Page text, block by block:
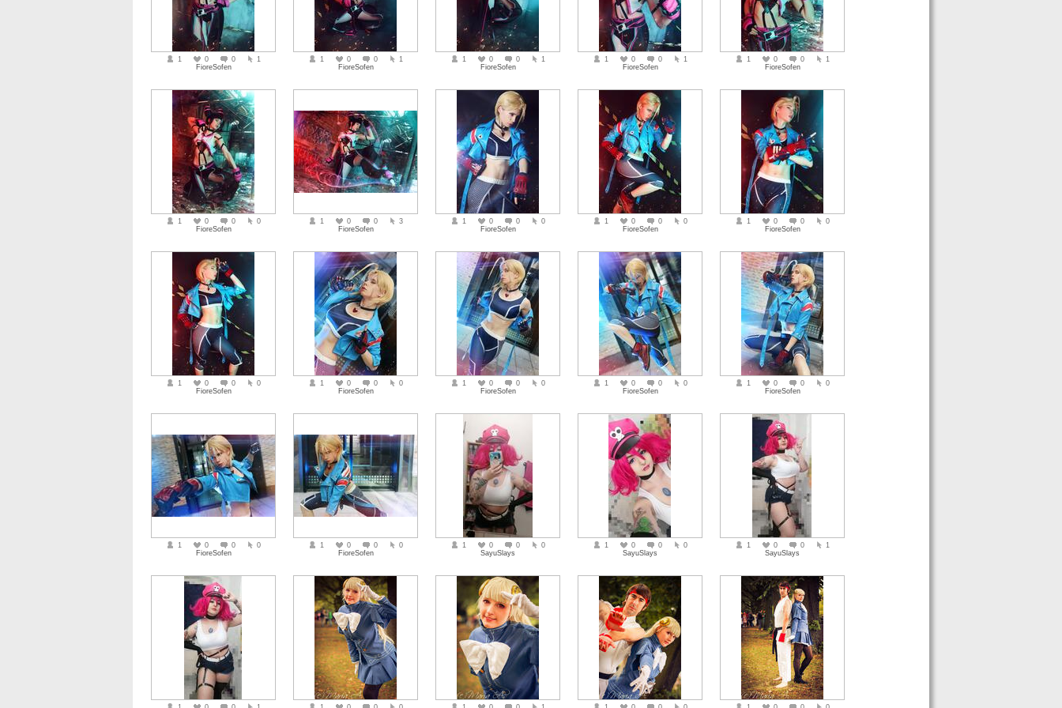
1 0 0
1
FioreSofen
1 0 0
1
FioreSofen
1 0 0
1
FioreSofen
1 0 0
1
FioreSofen
1 0 0
1
FioreSofen
1 0 0
0
FioreSofen
1 0 0
3
FioreSofen
1 0 0
0
FioreSofen
1 0 0
0
FioreSofen
1 0 0
0
FioreSofen
1 0 0
0
FioreSofen
1 0 0
0
FioreSofen
1 0 0
0
FioreSofen
1 0 0
0
FioreSofen
1 0 0
0
FioreSofen
1 0 0
0
FioreSofen
1 0 0
0
FioreSofen
1 0 0
0
SayuSlays
1 0 0
0
SayuSlays
1 0 0
1
SayuSlays